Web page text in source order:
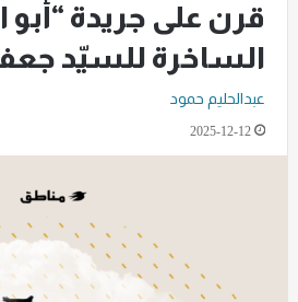
قرن على جريدة
الساخرة للسيّد
عبدالحليم حمود
2025-12-12